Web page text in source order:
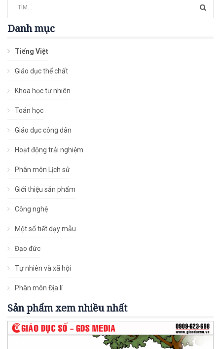
Danh mục
Tiếng Việt
Giáo dục thể chất
Khoa học tự nhiên
Toán học
Giáo dục công dân
Hoạt động trải nghiệm
Phân môn Lịch sử
Giới thiệu sản phẩm
Công nghệ
Một số tiết dạy mẫu
Đạo đức
Tự nhiên và xã hội
Phân môn Địa lí
Sản phẩm xem nhiều nhất